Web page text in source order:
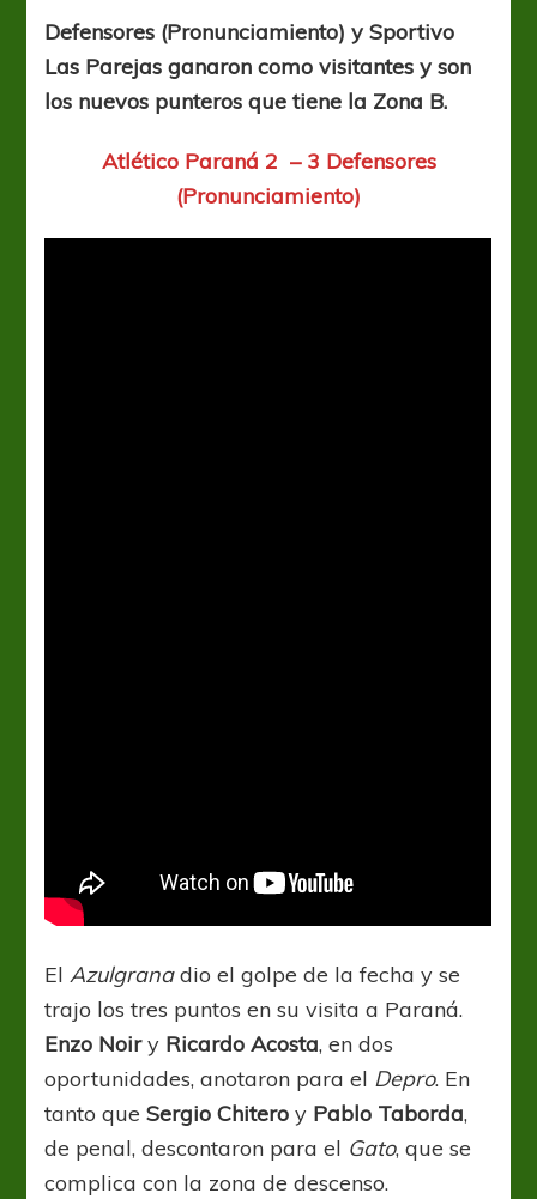
nuevos
punteros
Defensores (Pronunciamiento) y Sportivo
Las Parejas ganaron como visitantes y son
los nuevos punteros que tiene la Zona B.
Atlético Paraná 2 – 3 Defensores
(Pronunciamiento)
ElAzulgranadio el golpe de la fecha y se
trajo los tres puntos en su visita a Paraná.
Enzo Noiry Ricardo Acosta, en dos
oportunidades, anotaron para el Depro. En
tanto queSergio Chitero y Pablo Taborda,
de penal, descontaron para el Gato, que se
complica con la zona de descenso.